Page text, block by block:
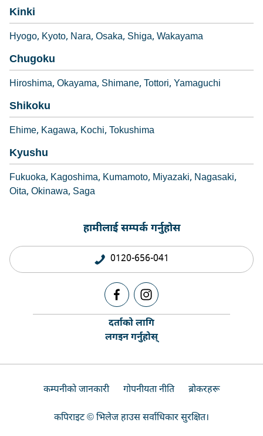
Kinki
Hyogo Kyoto Nara Osaka Shiga Wakayama
Chugoku
Hiroshima Okayama Shimane Tottori Yamaguchi
Shikoku
Ehime Kagawa Kochi Tokushima
Kyushu
Fukuoka Kagoshima Kumamoto Miyazaki Nagasaki
Oita Okinawa Saga
हामीलाई सम्पर्क गर्नुहोस
0120-656-041
दर्ताको लागि
लगइन गर्नुहोस्
कम्पनीको जानकारी गोपनीयता नीति ब्रोकरहरू
कपिराइट © भिलेज हाउस सर्वाधिकार सुरक्षित।